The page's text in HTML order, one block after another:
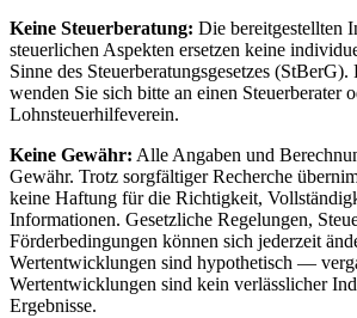
Keine Steuerberatung: Die bereitgestellten
steuerlichen Aspekten ersetzen keine
Sinne des Steuerberatungsgesetzes
wenden Sie sich bitte an einen Steuerberater
Lohnsteuerhilfeverein.
Keine Gewähr: Alle Angaben und
Gewähr. Trotz sorgfältiger Recherche
keine Haftung für die Richtigkeit,
Informationen. Gesetzliche Regelungen,
Förderbedingungen können sich jederzeit
Wertentwicklungen sind hypothetisch —
Wertentwicklungen sind kein verlässlicher
Ergebnisse.